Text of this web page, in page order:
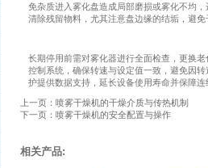
免杂质进入雾化盘造成局部磨损或雾化不均
清除残留物料，尤其注意盘边缘的结垢，避
长期停用前需对雾化器进行全面检查，更换
控制系统，确保转速与设定值一致，避免因
护提供数据支持，延长设备使用寿命并保障
上一页：喷雾干燥机的干燥介质与传热机制
下一页：喷雾干燥机的安全配置与操作
相关产品: